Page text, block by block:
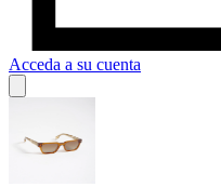
Acceda a su cuenta